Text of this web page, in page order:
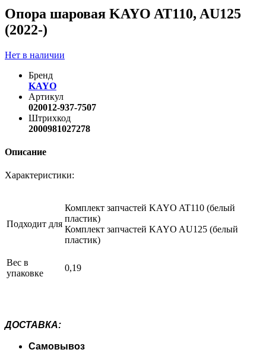
Опора шаровая KAYO AT110, AU125
(2022-)
Нет в наличии
Бренд
KAYO
Артикул
020012-937-7507
Штрихкод
2000981027278
Описание
Характеристики:
Подходит для
Комплект запчастей KAYO AT110 (белый
пластик)
Комплект запчастей KAYO AU125 (белый
пластик)
Вес в
упаковке
0,19
ДОСТАВКА:
Самовывоз